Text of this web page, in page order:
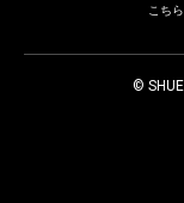
こちら
©